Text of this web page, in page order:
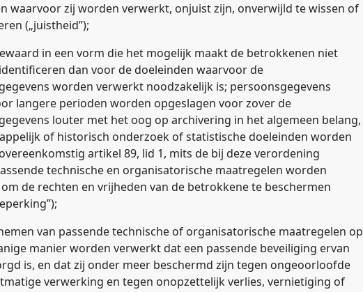
waarvoor zij worden verwerkt, onjuist zijn, onverwijld te wissen of
(„juistheid”);
in een vorm die het mogelijk maakt de betrokkenen niet
dan voor de doeleinden waarvoor de
worden verwerkt noodzakelijk is; persoonsgegevens
langere perioden worden opgeslagen voor zover de
louter met het oog op archivering in het algemeen belang,
of historisch onderzoek of statistische doeleinden worden
artikel 89, lid 1, mits de bij deze verordening
technische en organisatorische maatregelen worden
de rechten en vrijheden van de betrokkene te beschermen
”);
van passende technische of organisatorische maatregelen op
manier worden verwerkt dat een passende beveiliging ervan
is, en dat zij onder meer beschermd zijn tegen ongeoorloofde
verwerking en tegen onopzettelijk verlies, vernietiging of